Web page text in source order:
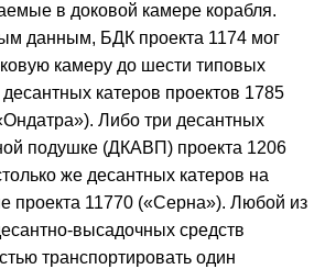
в доковой камере корабля.
данным, БДК проекта 1174 мог
камеру до шести типовых
катеров проектов 1785
Либо три десантных
подушке (ДКАВП) проекта 1206
же десантных катеров на
проекта 11770 («Серна»). Любой из
высадочных средств
транспортировать один